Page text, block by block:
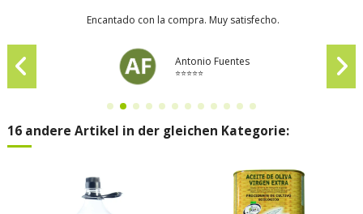
Encantado con la compra. Muy satisfecho.
Antonio Fuentes
⭐⭐⭐⭐⭐
16 andere Artikel in der gleichen Kategorie: